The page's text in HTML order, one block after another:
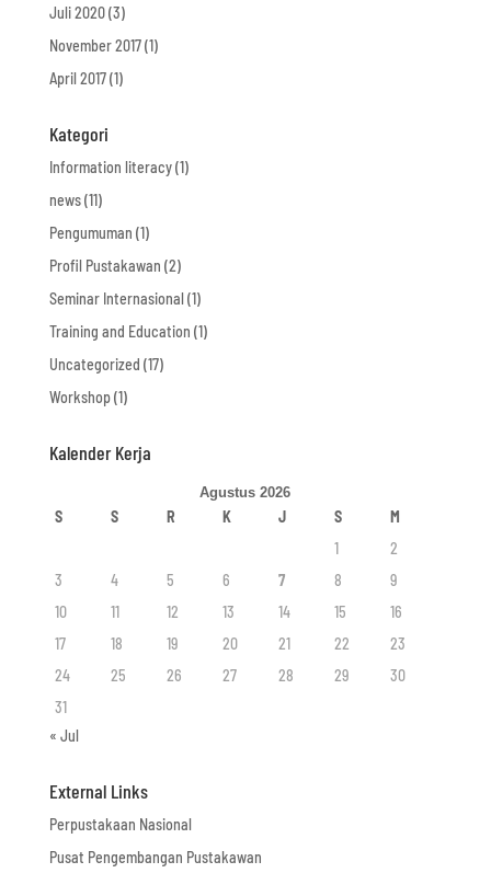
Juli 2020(3)
November 2017(1)
April 2017(1)
Kategori
Information literacy(1)
news(11)
Pengumuman (1)
Profil Pustakawan (2)
Seminar Internasional(1)
Training and Education (1)
Uncategorized (17)
Workshop(1)
Kalender Kerja
Agustus 2026
S S R K J S
M
1
2
3
4 5 6 7 8
9
10
11 12 13 14 15
16
17
18 19 20 21 22
23
24
25 26 27 28 29
30
31
« Jul
External Links
Perpustakaan Nasional
Pusat Pengembangan Pustakawan